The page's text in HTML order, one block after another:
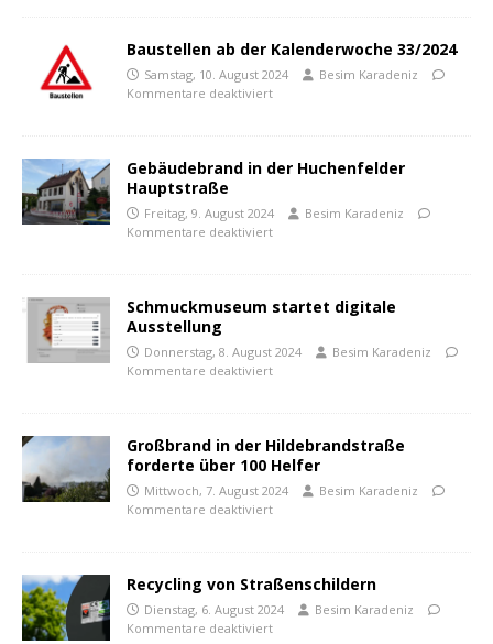
Baustellen ab der Kalenderwoche 33/2024
Samstag, 10. August 2024
Besim Karadeniz
Kommentare deaktiviert
Gebäudebrand in der Huchenfelder
Hauptstraße
Freitag, 9. August 2024
Besim Karadeniz
Kommentare deaktiviert
Schmuckmuseum startet digitale
Ausstellung
Donnerstag, 8. August 2024
Besim Karadeniz
Kommentare deaktiviert
Großbrand in der Hildebrandstraße
forderte über 100 Helfer
Mittwoch, 7. August 2024
Besim Karadeniz
Kommentare deaktiviert
Recycling von Straßenschildern
Dienstag, 6. August 2024
Besim Karadeniz
Kommentare deaktiviert